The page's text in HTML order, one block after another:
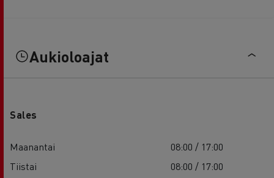
Aukioloajat
Sales
Maanantai
08:00 / 17:00
Tiistai
08:00 / 17:00